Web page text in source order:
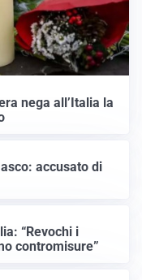
nega all’Italia la
accusato di
“Revochi i
contromisure”